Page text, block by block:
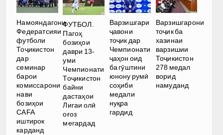
Намояндагони
Федератсияи
футболи
Тоҷикистон
дар
семинар
барои
комиссарони
нави
бозиҳои
CAFA
иштирок
карданд
ФУТБОЛ.
Пагоҳ
бозиҳои
даври 13-
уми
Чемпионати
Тоҷикистон
байни
дастаҳои
Лигаи олӣ
оғоз
мегардад
Варзишгари
ҷавони
тоҷик дар
Чемпионати
ҷаҳон оид
ба гӯштини
юнону румӣ
соҳиби
медали
нуқра
гардид
Варзишгарони
тоҷик ба
хазинаи
варзишии
Тоҷикистон
278 медал
ворид
намуданд